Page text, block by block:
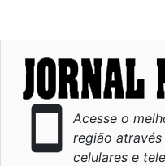
smartphone
Acesse o
região
celulares e